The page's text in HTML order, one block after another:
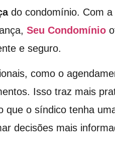
do condomínio. Com a
Seu Condomínio
e seguro.
como o
Isso traz mais
que o síndico tenha
decisões mais